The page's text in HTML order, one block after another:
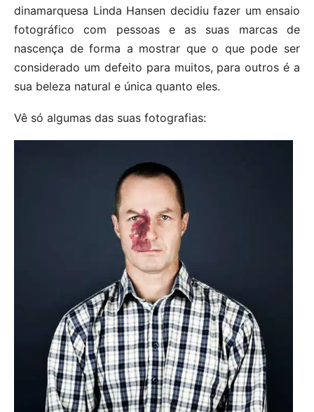
dinamarquesa Linda Hansen decidiu fazer um ensaio
fotográfico com pessoas e as suas marcas de
nascença de forma a mostrar que o que pode ser
considerado um defeito para muitos, para outros é a
sua beleza natural e única quanto eles.
Vê só algumas das suas fotografias: